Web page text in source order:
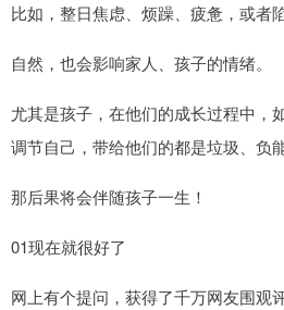
比如，整日焦虑、烦躁、疲惫，或者
自然，也会影响家人、孩子的情绪。
尤其是孩子，在他们的成长过程中，
调节自己，带给他们的都是垃圾、负
那后果将会伴随孩子一生！
01现在就很好了
网上有个提问，获得了千万网友围观